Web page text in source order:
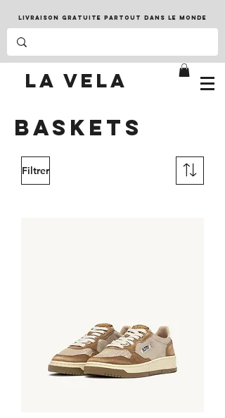
LA VELA
LIVRAISON GRATUITE PARTOUT DANS LE MONDE
BASKETS
Filtrer